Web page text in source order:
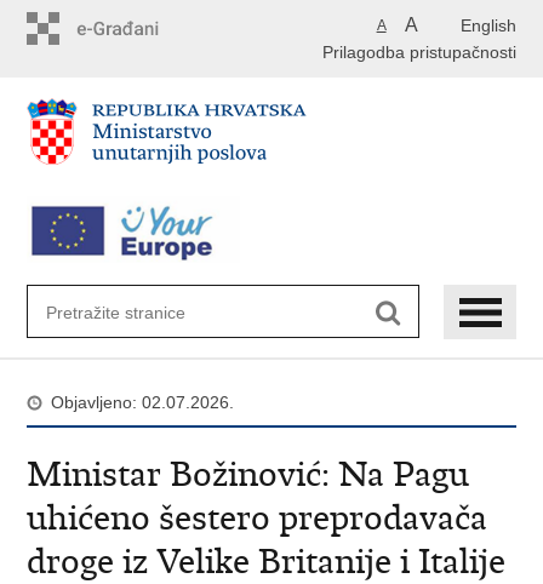
English
A A
Prilagodba pristupačnosti
Objavljeno: 02.07.2026.
Ministar Božinović: Na Pagu
uhićeno šestero preprodavača
droge iz Velike Britanije i Italije